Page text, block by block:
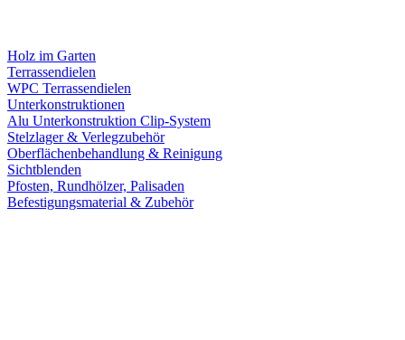
Holz im Garten
Terrassendielen
WPC Terrassendielen
Unterkonstruktionen
Alu Unterkonstruktion Clip-System
Stelzlager & Verlegzubehör
Oberflächenbehandlung & Reinigung
Sichtblenden
Pfosten, Rundhölzer, Palisaden
Befestigungsmaterial & Zubehör